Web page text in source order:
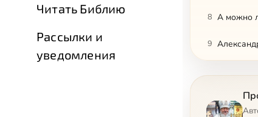
Читать Библию
Рассылки и
уведомления
8 А можно
9
Где